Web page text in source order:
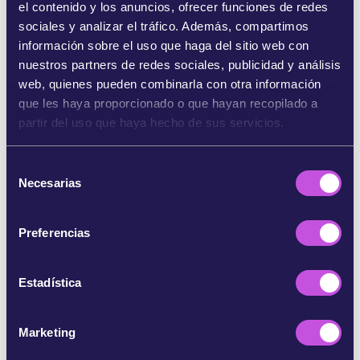
el contenido y los anuncios, ofrecer funciones de redes
sociales y analizar el tráfico. Además, compartimos
información sobre el uso que haga del sitio web con
nuestros partners de redes sociales, publicidad y análisis
web, quienes pueden combinarla con otra información
que les haya proporcionado o que hayan recopilado a
partir del uso que haya hecho de sus servicios.
Necesarias
Preferencias
Estadística
Marketing
estos aceites minerales tóxicos de nuestros
alimentos.
Pero no creas que ya estamos a salvo. Los lobbys
de los gigantes de la industria alimentaria se han
puesto las pilas a tope y, mientras lees este
correo, se están reuniendo con la Comisión. Por
esonecesitamosigualar sus esfuerzos,
Europa, exigiendo cero
aceites
¿Te animas a sumar tu voz para tener que volver a
preocupaciones por tu salud?
Referencias:
https://www.foodwatch.org/en/campaigns/mineral-oil